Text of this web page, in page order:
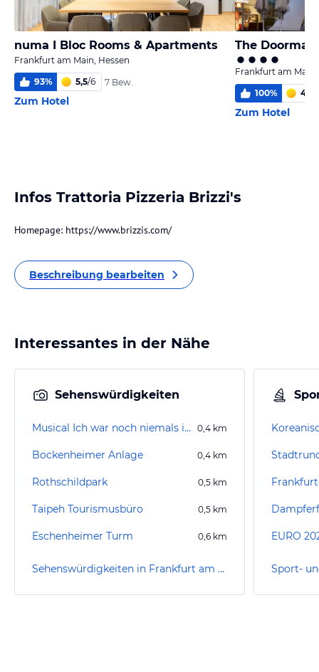
numa I Bloc Rooms & Apartments
Frankfurt am Main, Hessen
93% 5,5/6 7 Bew.
Zum Hotel
Frankfurt am Main,
100% 4,7
Zum Hotel
Infos Trattoria Pizzeria Brizzi's
Homepage: https://www.brizzis.com/
Beschreibung bearbeiten
Interessantes in der Nähe
Sehenswürdigkeiten
Musical Ich war noch niemals in New York 0,4 km
Bockenheimer Anlage 0,4 km
Rothschildpark 0,5 km
Taipeh Tourismusbüro 0,5 km
Eschenheimer Turm 0,6 km
Sehenswürdigkeiten in Frankfurt am Main
EURO